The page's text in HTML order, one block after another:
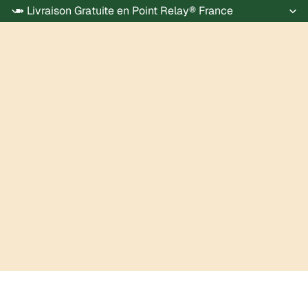
➽ Livraison Gratuite en Point Relay® France